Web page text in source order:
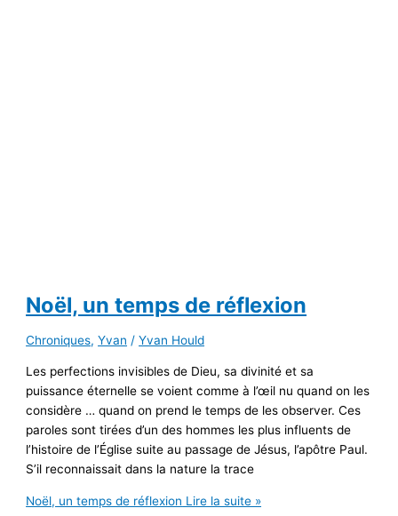
Noël, un temps de réflexion
Chroniques,Yvan /Yvan Hould
Les perfections invisibles de Dieu, sa divinité et sa
puissance éternelle se voient comme à l’œil nu quand on les
considère … quand on prend le temps de les observer. Ces
paroles sont tirées d’un des hommes les plus influents de
l’histoire de l’Église suite au passage de Jésus, l’apôtre Paul.
S’il reconnaissait dans la nature la trace
Noël, un temps de réflexion Lire la suite »